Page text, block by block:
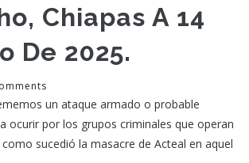
Chiapas A 14
De 2025.
un ataque armado o probable
ocurir por los grupos criminales que operan
sucedió la masacre de Acteal en aquel